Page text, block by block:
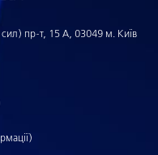
пр-т, 15 А, 03049 м. Київ